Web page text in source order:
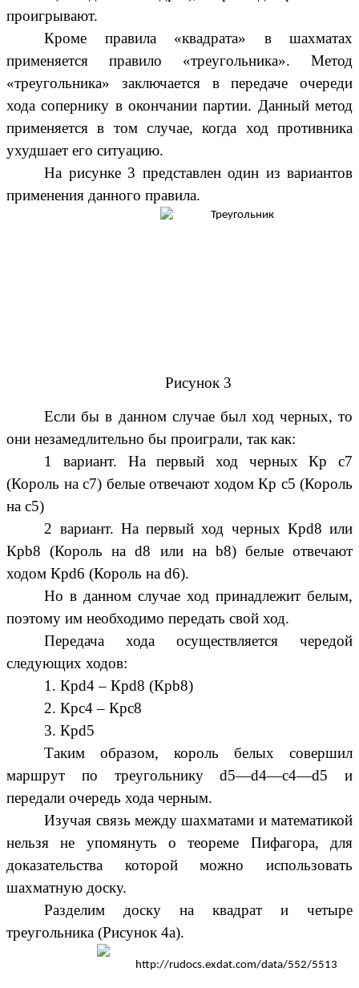
проигрывают.
Кроме правила «квадрата» в шахматах
применяется правило «треугольника». Метод
«треугольника» заключается в передаче очереди
хода сопернику в окончании партии. Данный метод
применяется в том случае, когда ход противника
ухудшает его ситуацию.
На рисунке 3 представлен один из вариантов
применения данного правила.
Рисунок 3
Если бы в данном случае был ход черных, то
они незамедлительно бы проиграли, так как:
1 вариант. На первый ход черных Кр с7
(Король на с7) белые отвечают ходом Кр с5 (Король
на с5)
2 вариант. На первый ход черных Крd8 или
Крb8 (Король на d8 или на b8) белые отвечают
ходом Крd6 (Король на d6).
Но в данном случае ход принадлежит белым,
поэтому им необходимо передать свой ход.
Передача хода осуществляется чередой
следующих ходов:
1. Крd4 – Крd8 (Крb8)
2. Крc4 – Крc8
3. Крd5
Таким образом, король белых совершил
маршрут по треугольнику d5—d4—с4—d5 и
передали очередь хода черным.
Изучая связь между шахматами и математикой
нельзя не упомянуть о теореме Пифагора, для
доказательства которой можно использовать
шахматную доску.
Разделим доску на квадрат и четыре
треугольника (Рисунок 4а).